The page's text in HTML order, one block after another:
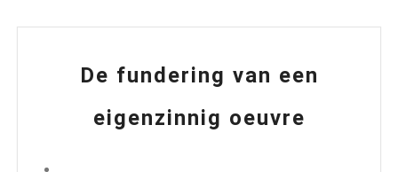
De fundering van een
eigenzinnig oeuvre